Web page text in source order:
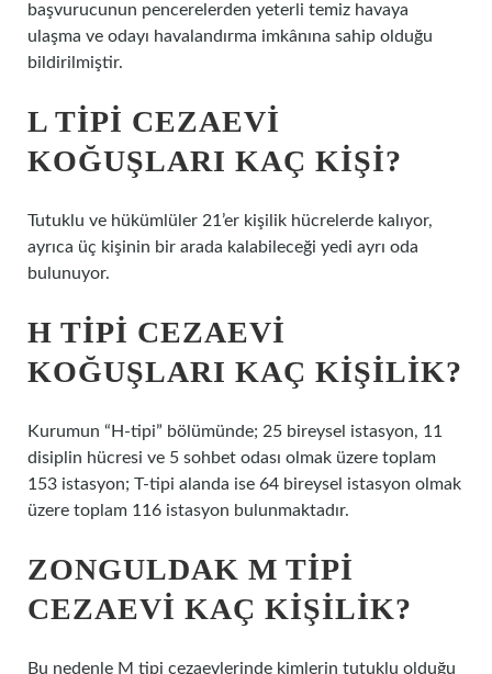
başvurucunun pencerelerden yeterli temiz havaya
ulaşma ve odayı havalandırma imkânına sahip olduğu
bildirilmiştir.
L TIPI CEZAEVI
KOĞUŞLARI KAÇ KIŞI?
Tutuklu ve hükümlüler 21’er kişilik hücrelerde kalıyor,
ayrıca üç kişinin bir arada kalabileceği yedi ayrı oda
bulunuyor.
H TIPI CEZAEVI
KOĞUŞLARI KAÇ KIŞILIK?
Kurumun “H-tipi” bölümünde; 25 bireysel istasyon, 11
disiplin hücresi ve 5 sohbet odası olmak üzere toplam
153 istasyon; T-tipi alanda ise 64 bireysel istasyon olmak
üzere toplam 116 istasyon bulunmaktadır.
ZONGULDAK M TIPI
CEZAEVI KAÇ KIŞILIK?
Bu nedenle M tipi cezaevlerinde kimlerin tutuklu olduğu